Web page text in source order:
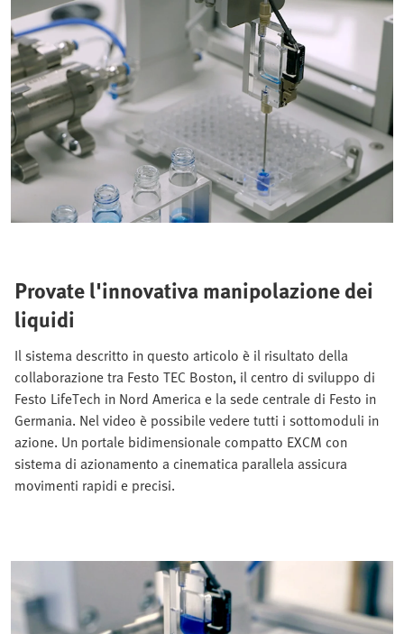
Provate l'innovativa manipolazione dei
liquidi
Il sistema descritto in questo articolo è il risultato della
collaborazione tra Festo TEC Boston, il centro di sviluppo di
Festo LifeTech in Nord America e la sede centrale di Festo in
Germania. Nel video è possibile vedere tutti i sottomoduli in
azione. Un portale bidimensionale compatto EXCM con
sistema di azionamento a cinematica parallela assicura
movimenti rapidi e precisi.